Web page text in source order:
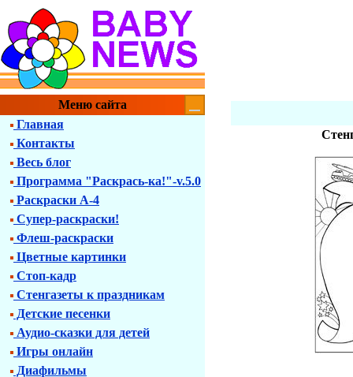
Меню сайта
Главная
Контакты
Весь блог
Программа "Раскрась-ка!"-v.5.0
Раскраски А-4
Супер-раскраски!
Флеш-раскраски
Цветные картинки
Стоп-кадр
Стенгазеты к праздникам
Детские песенки
Аудио-сказки для детей
Игры онлайн
Диафильмы